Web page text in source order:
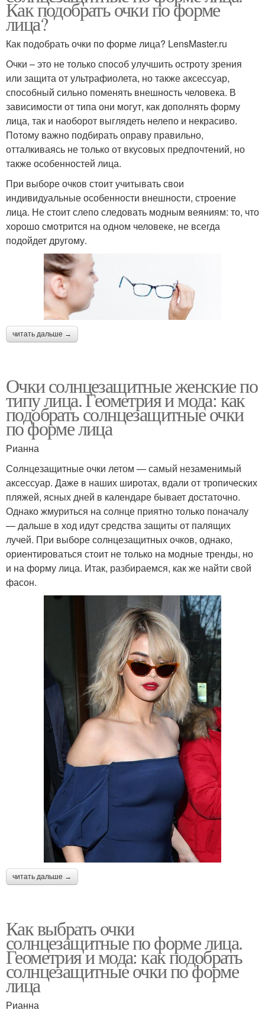
Как подобрать очки по форме
лица?
Как подобрать очки по форме лица? LensMaster.ru
Очки – это не только способ улучшить остроту зрения
или защита от ультрафиолета, но также аксессуар,
способный сильно поменять внешность человека. В
зависимости от типа они могут, как дополнять форму
лица, так и наоборот выглядеть нелепо и некрасиво.
Потому важно подбирать оправу правильно,
отталкиваясь не только от вкусовых предпочтений, но
также особенностей лица.
При выборе очков стоит учитывать свои
индивидуальные особенности внешности, строение
лица. Не стоит слепо следовать модным веяниям: то, что
хорошо смотрится на одном человеке, не всегда
подойдет другому.
читать дальше →
Очки солнцезащитные женские по
типу лица. Геометрия и мода: как
подобрать солнцезащитные очки
по форме лица
Рианна
Солнцезащитные очки летом — самый незаменимый
аксессуар. Даже в наших широтах, вдали от тропических
пляжей, ясных дней в календаре бывает достаточно.
Однако жмуриться на солнце приятно только поначалу
— дальше в ход идут средства защиты от палящих
лучей. При выборе солнцезащитных очков, однако,
ориентироваться стоит не только на модные тренды, но
и на форму лица. Итак, разбираемся, как же найти свой
фасон.
читать дальше →
Как выбрать очки
солнцезащитные по форме лица.
Геометрия и мода: как подобрать
солнцезащитные очки по форме
лица
Рианна